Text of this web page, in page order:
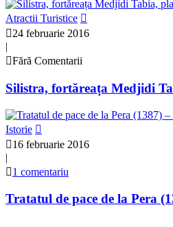
Atractii Turistice
24 februarie 2016
|
Fără Comentarii
Silistra, fortăreața Medjidi
Istorie
16 februarie 2016
|
1 comentariu
Tratatul de pace de la Pera